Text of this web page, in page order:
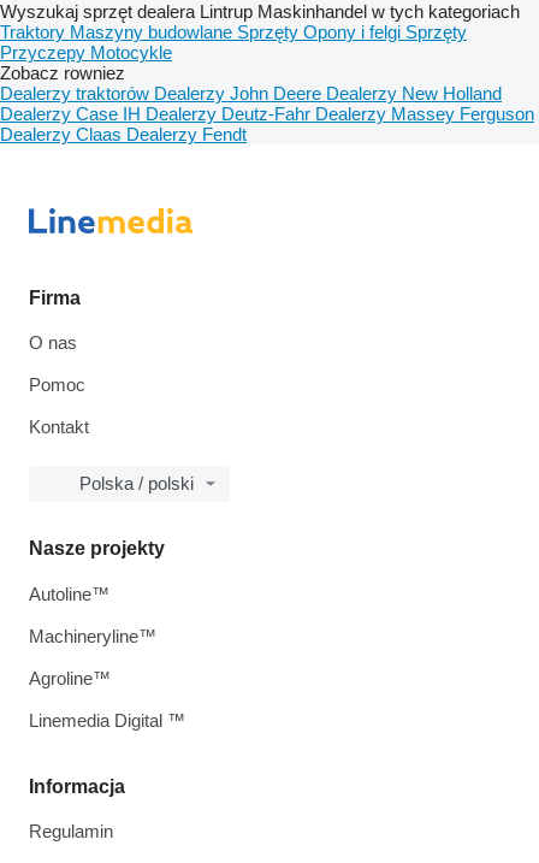
Wyszukaj sprzęt dealera Lintrup Maskinhandel w tych kategoriach
Traktory Maszyny budowlane Sprzęty Opony i felgi Sprzęty
Przyczepy Motocykle
Zobacz rowniez
Dealerzy traktorów Dealerzy John Deere Dealerzy New Holland
Dealerzy Case IH Dealerzy Deutz-Fahr Dealerzy Massey Ferguson
Dealerzy Claas Dealerzy Fendt
Firma
O nas
Pomoc
Kontakt
Polska / polski
Informacja
Regulamin
Nasze projekty
Autoline™
Machineryline™
Agroline™
Linemedia Digital ™